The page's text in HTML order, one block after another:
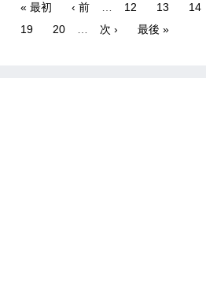
« 最初 ‹ 前 12 13 14
19
20 次 › 最後 »